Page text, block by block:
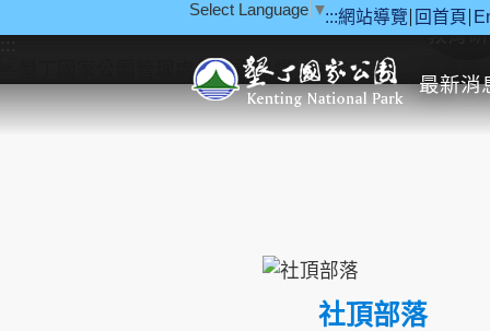
:::網站導覽 回首頁
Select Language ▼
最新消
::: 教育
社頂部落